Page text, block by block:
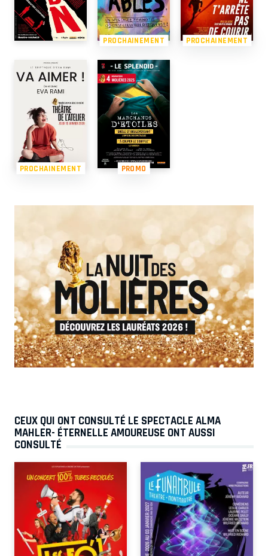
PROCHAINEMENT PROCHAINEMENT
PROCHAINEMENT PROMO
CEUX QUI ONT CONSULTÉ LE SPECTACLE ALMA
MAHLER- ÉTERNELLE AMOUREUSE ONT AUSSI
CONSULTÉ